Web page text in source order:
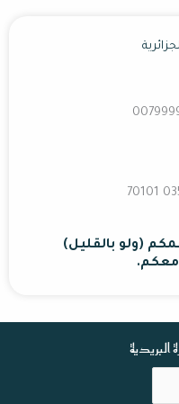
(ولو بالقليل)
البريدية